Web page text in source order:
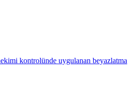
kontrolünde uygulanan beyazlatma